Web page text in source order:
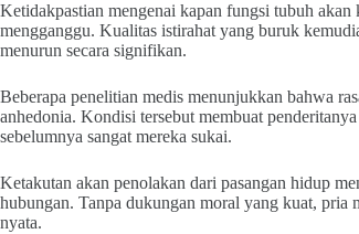
Ketidakpastian mengenai kapan fungsi tubuh
mengganggu. Kualitas istirahat yang buruk
menurun secara signifikan.
Beberapa penelitian medis menunjukkan bahwa
anhedonia. Kondisi tersebut membuat
sebelumnya sangat mereka sukai.
Ketakutan akan penolakan dari pasangan hidup
hubungan. Tanpa dukungan moral yang kuat, pria
nyata.